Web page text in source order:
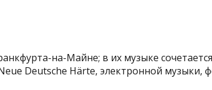
на-Майне; в их музыке сочетается
Deutsche Härte, электронной музыки,